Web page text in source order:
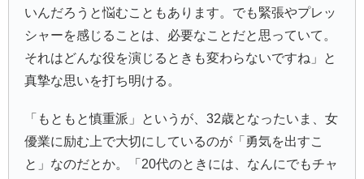
いんだろうと悩むこともあります。でも緊張やプレッ
シャーを感じることは、必要なことだと思っていて。
それはどんな役を演じるときも変わらないですね」と
真摯な思いを打ち明ける。
「もともと慎重派」というが、32歳となったいま、女
優業に励む上で大切にしているのが「勇気を出すこ
と」なのだとか。「20代のときには、なんにでもチャ